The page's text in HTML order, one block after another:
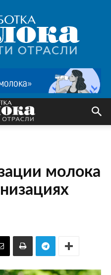
Переработка
молока
|
Новости
молока